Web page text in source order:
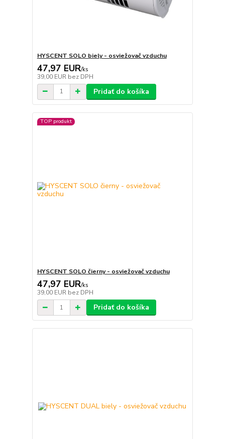
HYSCENT SOLO biely - osviežovač vzduchu
47,97 EUR/ks
39,00 EUR bez DPH
Pridať do košíka
TOP produkt
HYSCENT SOLO čierny - osviežovač vzduchu
47,97 EUR/ks
39,00 EUR bez DPH
Pridať do košíka